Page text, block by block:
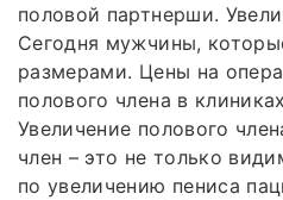
половой партнерши.
Сегодня мужчины,
размерами. Цены на
полового члена в
Увеличение полового
член – это не только
по увеличению пениса